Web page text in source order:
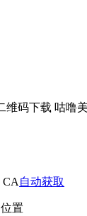
码下载 咕噜
CA 自动获取
置